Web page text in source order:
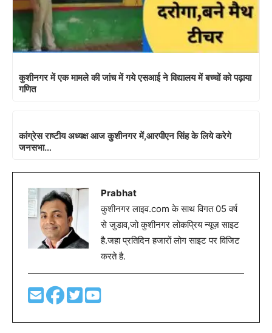
कुशीनगर में एक मामले की जांच में गये एसआई ने विद्यालय में बच्चों को पढ़ाया
गणित
कांग्रेस राष्टीय अध्यक्ष आज कुशीनगर में,आरपीएन सिंह के लिये करेगे
जनसभा…
Prabhat
कुशीनगर लाइव.com के साथ विगत 05 वर्ष
से जुडाव,जो कुशीनगर लोकप्रिय न्यूज़ साइट
है.जहा प्रतिदिन हजारों लोग साइट पर विजिट
करते है.